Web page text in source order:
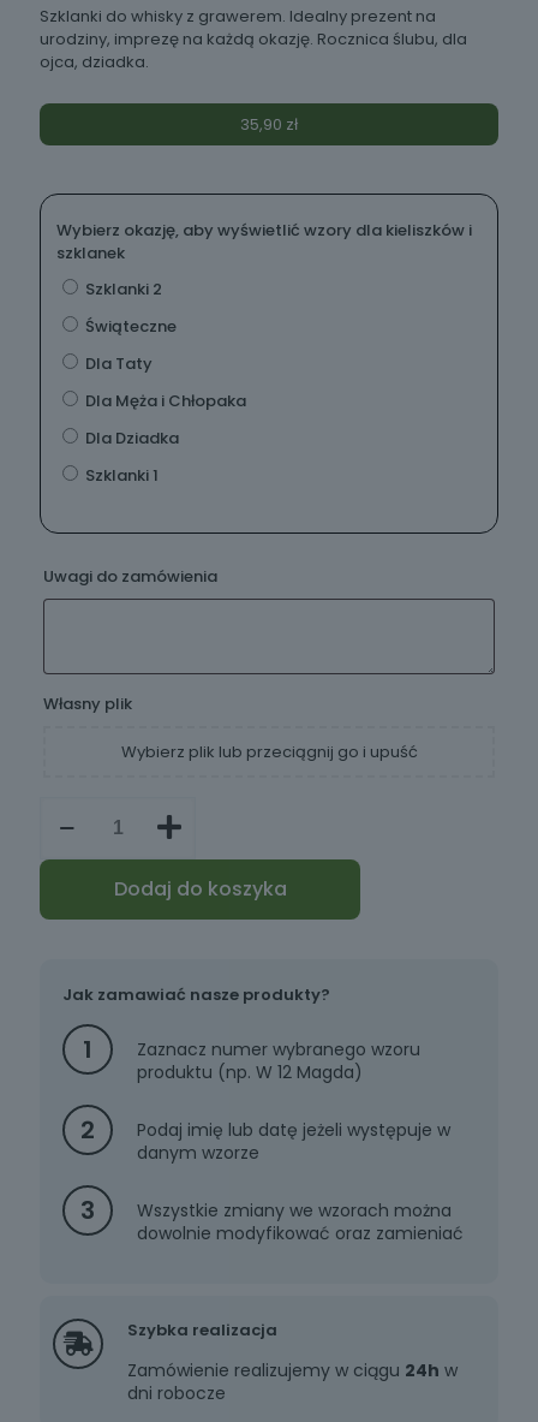
Szklanki do whisky z grawerem. Idealny prezent na
urodziny, imprezę na każdą okazję. Rocznica ślubu, dla
ojca, dziadka.
35,90 zł
Wybierz okazję, aby wyświetlić wzory dla kieliszków i
szklanek
Szklanki 2
Świąteczne
Dla Taty
Dla Męża i Chłopaka
Dla Dziadka
Szklanki 1
Uwagi do zamówienia
Własny plik
Wybierz plik lub przeciągnij go i upuść
Szklanki
grawerem
Dodaj do koszyka
Jak zamawiać nasze produkty?
1
Zaznacz numer wybranego wzoru
produktu (np. W 12 Magda)
2
Podaj imię lub datę jeżeli występuje w
danym wzorze
3
Wszystkie zmiany we wzorach można
dowolnie modyfikować oraz zamieniać
Szybka realizacja
Zamówienie realizujemy w ciągu 24h w
dni robocze